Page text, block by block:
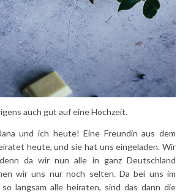
auch gut auf eine Hochzeit.
und ich heute! Eine Freundin aus dem
heute, und sie hat uns eingeladen. Wir
da wir nun alle in ganz Deutschland
wir uns nur noch selten. Da bei uns im
langsam alle heiraten, sind das dann die